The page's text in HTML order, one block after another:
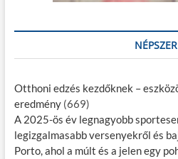
Otthoni edzés kezdőknek –
eredmény (669)
A 2025-ös év legnagyobb
legizgalmasabb versenyekről és
Porto, ahol a múlt és a jelen egy